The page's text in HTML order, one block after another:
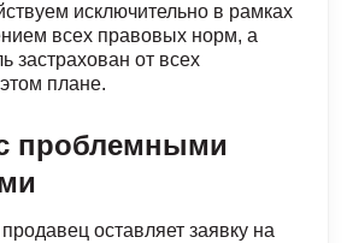
исключительно в рамках
всех правовых норм, а
застрахован от всех
плане.
проблемными
оставляет заявку на